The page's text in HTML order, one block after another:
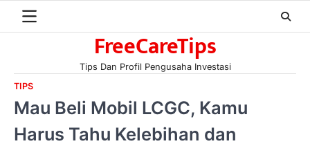
FreeCareTips
Tips Dan Profil Pengusaha Investasi
TIPS
Mau Beli Mobil LCGC, Kamu
Harus Tahu Kelebihan dan